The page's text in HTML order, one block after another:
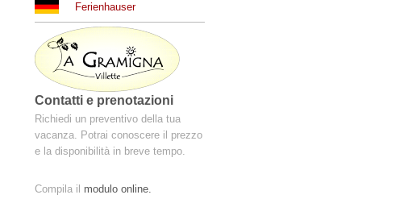
Ferienhauser
Contatti e prenotazioni
Richiedi un preventivo della tua
vacanza. Potrai conoscere il prezzo
e la disponibilità in breve tempo.
Compila il modulo online.